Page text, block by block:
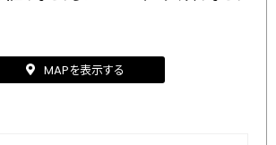
MAPを表示する